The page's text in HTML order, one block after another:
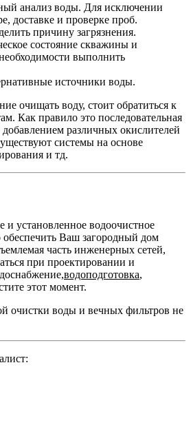
анализ воды. Для исключении
доставке и проверке проб.
причину загрязнения.
состояние скважины и
выполнить
источники воды.
очищать воду, стоит обратиться к
Как правило это последовательная
добавлением различных окислителей
системы на основе
и тд.
и установленное водоочистное
обеспечить Ваш загородный дом
часть инженерных сетей,
при проектировании и
водоподготовка,
этот момент.
очистки воды и вечных фильтров не